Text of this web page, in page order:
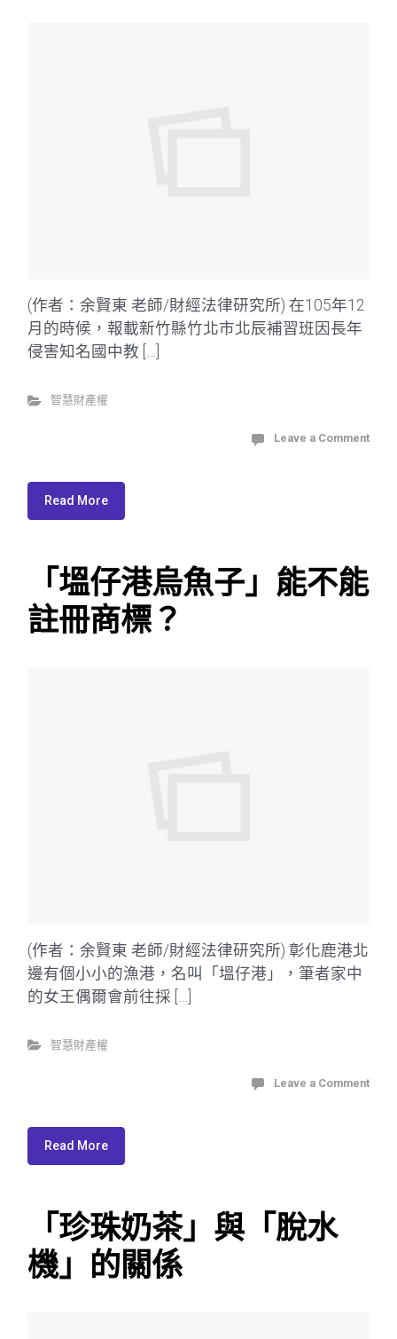
(作者：余賢東 老師/財經法律研究所) 在105年12
月的時候，報載新竹縣竹北市北辰補習班因長年
侵害知名國中教 […]
智慧財產權
Leave a Comment
Read More
「塭仔港烏魚子」能不能
註冊商標？
(作者：余賢東 老師/財經法律研究所) 彰化鹿港北
邊有個小小的漁港，名叫「塭仔港」，筆者家中
的女王偶爾會前往採 […]
智慧財產權
Leave a Comment
Read More
「珍珠奶茶」與「脫水
機」的關係